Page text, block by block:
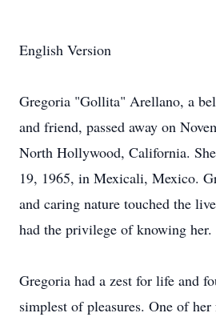
English Version
Gregoria "Gollita" Arellano, a
and friend, passed away on
North Hollywood, California.
19, 1965, in Mexicali, Mexico.
and caring nature touched the
had the privilege of knowing her.
Gregoria had a zest for life and
simplest of pleasures. One of